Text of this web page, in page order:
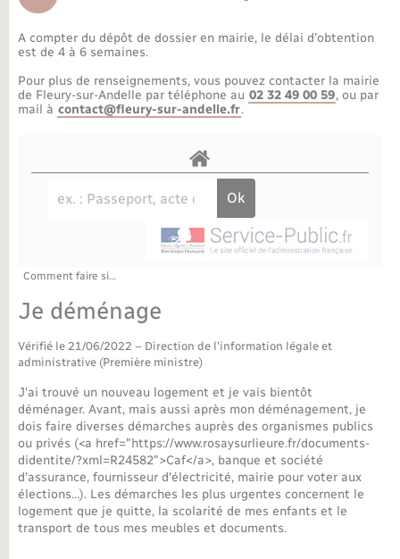
Parrainage civil
Recensement militaire
Petite enfance
Info jeunes
Associations
Bibliothèques
Tourisme
Nouvel habitant
Nouvelle activité
Numérique
Bornes de recharge électrique
Travaux - Autorisation d’occupation de l’espace
public
Publications
Agenda
La Communauté de communes
A compter du dépôt de dossier en mairie, le délai d’obtention
est de 4 à 6 semaines.
Pour plus de renseignements, vous pouvez contacter la mairie
de Fleury-sur-Andelle par téléphone au 02 32 49 00 59, ou par
mail à contact@fleury-sur-andelle.fr.
Comment faire si…
Je déménage
Vérifié le 21/06/2022 – Direction de l'information légale et
administrative (Première ministre)
J'ai trouvé un nouveau logement et je vais bientôt
déménager. Avant, mais aussi après mon déménagement, je
dois faire diverses démarches auprès des organismes publics
ou privés (<a href="https://www.rosaysurlieure.fr/documents-
didentite/?xml=R24582">Caf</a>, banque et société
d'assurance, fournisseur d'électricité, mairie pour voter aux
élections…). Les démarches les plus urgentes concernent le
logement que je quitte, la scolarité de mes enfants et le
transport de tous mes meubles et documents.